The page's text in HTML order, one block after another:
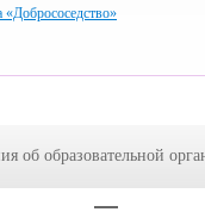
об образовательной